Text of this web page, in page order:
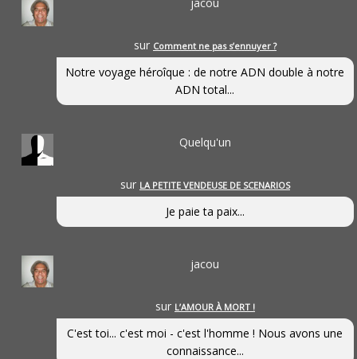
sur Comment ne pas s’ennuyer ?
Notre voyage héroîque : de notre ADN double à notre
ADN total...
Quelqu'un
sur LA PETITE VENDEUSE DE SCENARIOS
Je paie ta paix...
jacou
sur L’AMOUR À MORT !
C'est toi... c'est moi - c'est l'homme ! Nous avons une
connaissance...